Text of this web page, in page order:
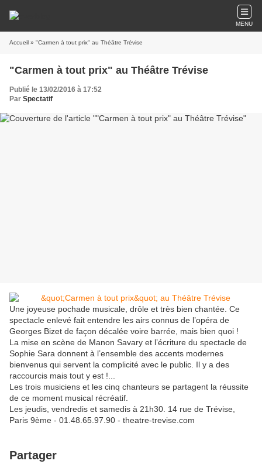
MENU
Accueil » "Carmen à tout prix" au Théâtre Trévise
"Carmen à tout prix" au Théâtre Trévise
Publié le 13/02/2016 à 17:52
Par Spectatif
Une joyeuse pochade musicale, drôle et très bien chantée. Ce
spectacle enlevé fait entendre les airs connus de l’opéra de
Georges Bizet de façon décalée voire barrée, mais bien quoi !
La mise en scène de Manon Savary et l’écriture du spectacle de
Sophie Sara donnent à l’ensemble des accents modernes
bienvenus qui servent la complicité avec le public. Il y a des
raccourcis mais tout y est !...
Les trois musiciens et les cinq chanteurs se partagent la réussite
de ce moment musical récréatif.
Les jeudis, vendredis et samedis à 21h30. 14 rue de Trévise,
Paris 9ème - 01.48.65.97.90 - theatre-trevise.com
Partager